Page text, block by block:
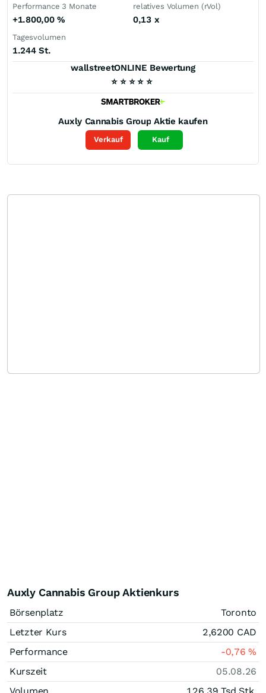
Performance 3 Monate
+1.800,00 %
relatives Volumen (rVol)
0,13 x
Tagesvolumen
1.244 St.
wallstreetONLINE Bewertung
⭐ ⭐ ⭐ ⭐ ⭐
Auxly Cannabis Group Aktie kaufen
Verkauf Kauf
Auxly Cannabis Group Aktienkurs
Börsenplatz
Toronto
Letzter Kurs
2,6200 CAD
Performance
-0,76%
Kurszeit
05.08.26
Volumen
126,39 Tsd. Stk.